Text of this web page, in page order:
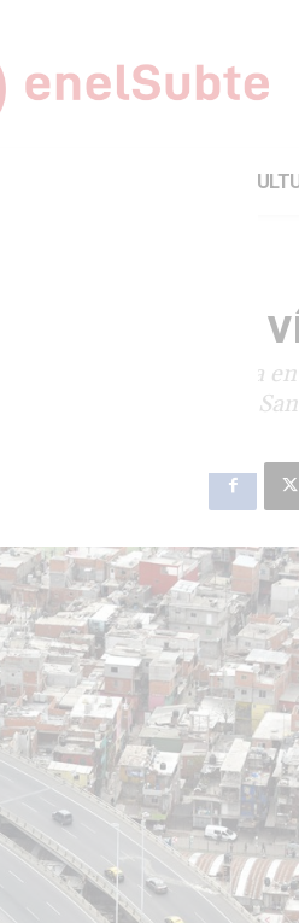
invadir la
la operación ferroviaria
del ferrocarril
personas.